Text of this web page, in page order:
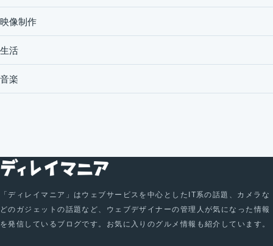
映像制作
生活
音楽
「ディレイマニア」はウェブサービスを中心としたIT系の話題、カメラな
どのガジェットの話題など、ウェブデザイナーの管理人が気になった情報
を発信しているブログです。お気に入りのグルメ情報も紹介しています。